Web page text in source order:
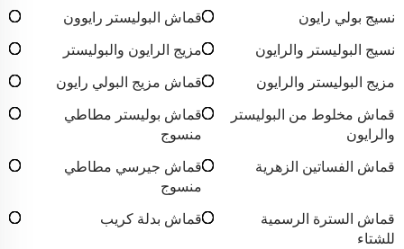
نسيج بولي رايون
قماش البوليستر رايوون
نسيج البوليستر والرايون
مزيج الرايون والبوليستر
مزيج البوليستر والرايون
قماش مزيج البولي رايون
قماش مخلوط من البوليستر
والرايون
قماش بوليستر مطاطي
منسوج
قماش الفساتين الزهرية
قماش جيرسي مطاطي
منسوج
قماش السترة الرسمية
للشتاء
قماش بدلة كريب